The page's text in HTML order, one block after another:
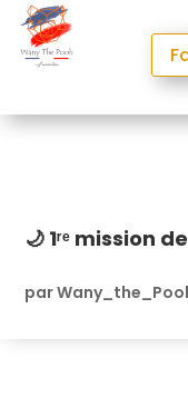
🌙 1ʳᵉ mission
par